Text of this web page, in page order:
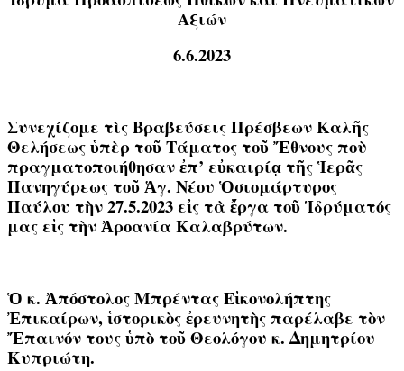
Αξιών
6.6.2023
Συνεχίζομε τὶς Βραβεύσεις Πρέσβεων Καλῆς
Θελήσεως ὑπὲρ τοῦ Τάματος τοῦ Ἔθνους ποὺ
πραγματοποιήθησαν ἐπ’ εὐκαιρίᾳ τῆς Ἱερᾶς
Πανηγύρεως τοῦ Ἁγ. Νέου Ὁσιομάρτυρος
Παύλου τὴν 27.5.2023 εἰς τὰ ἔργα τοῦ Ἱδρύματός
μας εἰς τὴν Ἀροανία Καλαβρύτων.
Ὁ κ. Ἀπόστολος Μπρέντας Εἰκονολήπτης
Ἐπικαίρων, ἱστορικὸς ἐρευνητὴς παρέλαβε τὸν
Ἔπαινόν τους ὑπὸ τοῦ Θεολόγου κ. Δημητρίου
Κυπριώτη.